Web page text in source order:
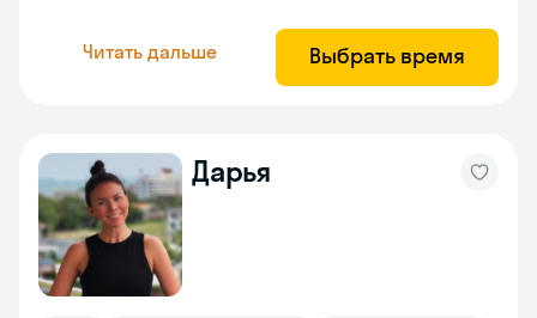
Читать дальше Выбрать время
Дарья